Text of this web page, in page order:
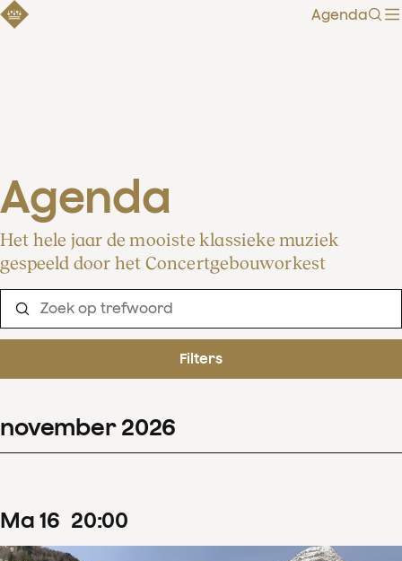
Agenda
Agenda
Het hele jaar de mooiste klassieke muziek
gespeeld door het Concertgebouworkest
Filters
november 2026
ma 16 20:00